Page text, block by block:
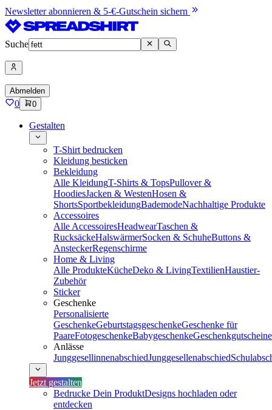
Newsletter abonnieren & 5-€-Gutschein sichern
Suche
Abmelden
0 0
Gestalten
T-Shirt bedrucken
Kleidung besticken
Bekleidung
Alle KleidungT-Shirts & TopsPullover &
HoodiesJacken & WestenHosen &
ShortsSportbekleidungBademodeNachhaltige Produkte
Accessoires
Alle AccessoiresHeadwearTaschen &
RucksäckeHalswärmerSocken & SchuheButtons &
AnsteckerRegenschirme
Home & Living
Alle ProdukteKücheDeko & LivingTextilienHaustier-
Zubehör
Sticker
Geschenke
Personalisierte
GeschenkeGeburtstagsgeschenkeGeschenke für
PaareFotogeschenkeBabygeschenkeGeschenkgutscheine
Anlässe
JunggesellinnenabschiedJunggesellenabschied
Jetzt gestalten
Bedrucke Dein ProduktDesigns hochladen oder
entdecken